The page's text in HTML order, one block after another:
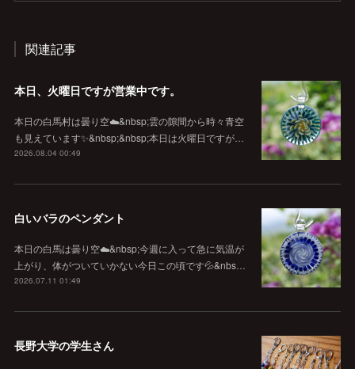
関連記事
本日、火曜日ですが営業中です。
本日の白馬村は曇り空☁️&nbsp;雲の隙間から時々青空
も見えています✨&nbsp;&nbsp;本日は火曜日ですが…
2026.08.04 00:49
白いバラのペンダント
本日の白馬は曇り空☁️&nbsp;今週に入って急に気温が
上がり、体がついていかない今日この頃です💦&nbs…
2026.07.11 01:49
長野大学の学生さん